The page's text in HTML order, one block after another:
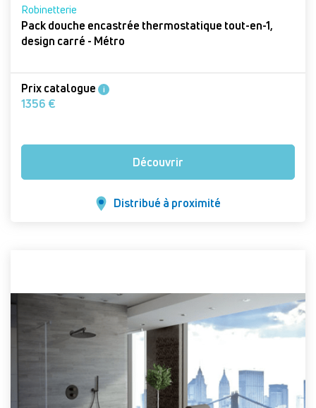
Robinetterie
Pack douche encastrée thermostatique tout-en-1,
design carré - Métro
Prix catalogue i
1356 €
Découvrir
Distribué à proximité